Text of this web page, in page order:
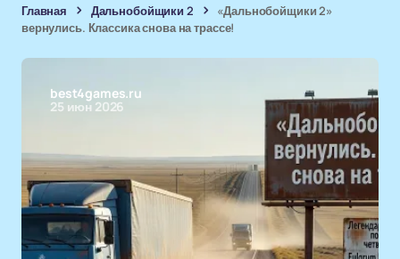
Главная Дальнобойщики 2
«Дальнобойщики 2»
вернулись. Классика снова на трассе!
best4games.ru
25 июн 2026